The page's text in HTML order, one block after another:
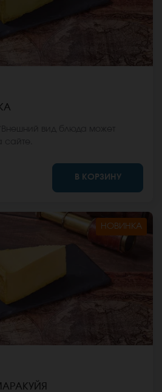
В КОРЗИНУ
НОВИНКА